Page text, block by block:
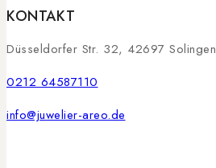
KONTAKT
Düsseldorfer Str. 32, 42697 Solingen
0212 64587110
info@juwelier-areo.de